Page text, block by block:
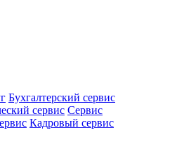
Бухгалтерский сервис
сервис Сервис
Кадровый сервис